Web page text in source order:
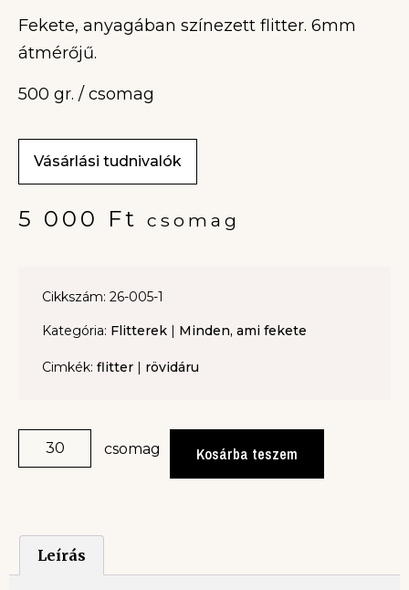
Fekete, anyagában színezett flitter. 6mm
átmérőjű.
500 gr. / csomag
Vásárlási tudnivalók
5 000 Ft csomag
Cikkszám: 26-005-1
Kategória: Flitterek Minden, ami fekete
Cimkék: flitter rövidáru
csomag Kosárba teszem
Leírás